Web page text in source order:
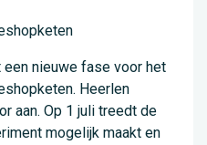
nieuwe fase voor het
Heerlen
aan. Op 1 juli treedt de
mogelijk maakt en